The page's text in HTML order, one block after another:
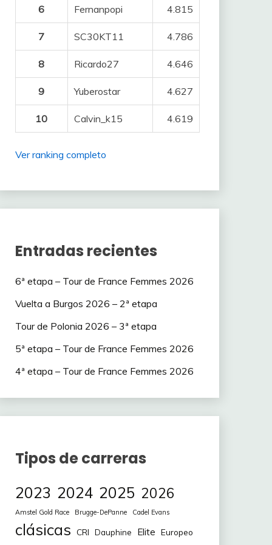
6 Fernanpopi 4.815
7 SC30KT11 4.786
8 Ricardo27 4.646
9 Yuberostar 4.627
10 Calvin_k15 4.619
Ver ranking completo
Entradas recientes
6ª etapa – Tour de France Femmes 2026
Vuelta a Burgos 2026 – 2ª etapa
Tour de Polonia 2026 – 3ª etapa
5ª etapa – Tour de France Femmes 2026
4ª etapa – Tour de France Femmes 2026
Tipos de carreras
2023 2024 2025 2026
Amstel Gold Race Brugge-DePanne Cadel Evans
clásicas CRI Dauphine Elite Europeo